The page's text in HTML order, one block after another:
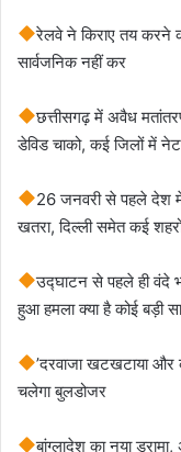
रेलवे ने किराए तय करने
सार्वजनिक नहीं कर
छत्तीसगढ़ में अवैध
डेविड चाको, कई जिलों में
26 जनवरी से पहले देश में
खतरा, दिल्ली समेत कई
उद्घाटन से पहले ही वंदे
हुआ हमला क्या है कोई बड़ी
’दरवाजा खटखटाया और
चलेगा बुलडोजर
बांग्लादेश का नया